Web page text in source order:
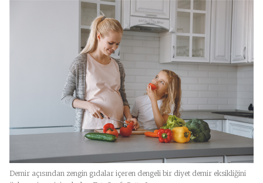
Demir açısından zengin gıdalar içeren dengeli bir diyet demir eksikliğini